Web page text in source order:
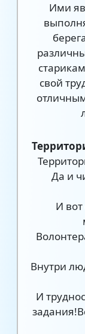
Ими
свой
Да и
И
Внутри
И